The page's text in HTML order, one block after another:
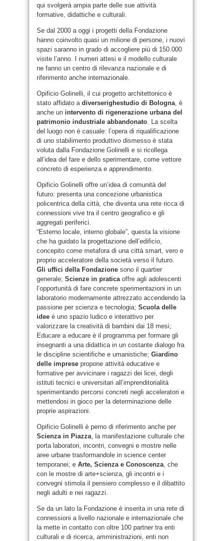
qui svolgerà ampia parte delle sue attività
formative, didattiche e culturali.
Se dal 2000 a oggi i progetti della Fondazione
hanno coinvolto quasi un milione di persone, i nuovi
spazi saranno in grado di accogliere più di 150.000
visite l’anno. I numeri attesi e il modello culturale
ne fanno un centro di rilevanza nazionale e di
riferimento anche internazionale.
Opificio Golinelli, il cui progetto architettonico è
stato affidato a diverserighestudio di Bologna, è
anche un intervento di rigenerazione urbana del
patrimonio industriale abbandonato. La scelta
del luogo non è casuale: l’opera di riqualificazione
di uno stabilimento produttivo dismesso è stata
voluta dalla Fondazione Golinelli e si ricollega
all’idea del fare e dello sperimentare, come vettore
concreto di esperienza e apprendimento.
Opificio Golinelli offre un’idea di comunità del
futuro: presenta una concezione urbanistica
policentrica della città, che diventa una rete ricca di
connessioni vive tra il centro geografico e gli
aggregati periferici.
“Esterno locale, interno globale”, questa la visione
che ha guidato la progettazione dell’edificio,
concepito come metafora di una città smart, vero e
proprio acceleratore della società verso il futuro.
Gli uffici della Fondazione sono il quartier
generale; Scienze in praticaoffre agli adolescenti
l’opportunità di fare concrete sperimentazioni in un
laboratorio modernamente attrezzato accendendo la
passione per scienza e tecnologia; Scuola delle
idee è uno spazio ludico e interattivo per
valorizzare la creatività di bambini dai 18 mesi;
Educare a educare è il programma per formare gli
insegnanti a una didattica in un costante dialogo fra
le discipline scientifiche e umanistiche; Giardino
delle imprese propone attività educative e
formative per avvicinare i ragazzi dei licei, degli
istituti tecnici e universitari all’imprenditorialità
sperimentando percorsi concreti negli acceleratori e
mettendosi in gioco per la determinazione delle
proprie aspirazioni.
Opificio Golinelli è perno di riferimento anche per
Scienza in Piazza, la manifestazione culturale che
porta laboratori, incontri, convegni e mostre nelle
aree urbane trasformandole in science center
temporanei; e Arte, Scienza e Conoscenza, che
con le mostre di arte+scienza, gli incontri e i
convegni stimola il pensiero complesso e il dibattito
negli adulti e nei ragazzi.
Se da un lato la Fondazione è inserita in una rete di
connessioni a livello nazionale e internazionale che
la mette in contatto con oltre 100 partner tra enti
culturali e di ricerca, amministrazioni, enti non